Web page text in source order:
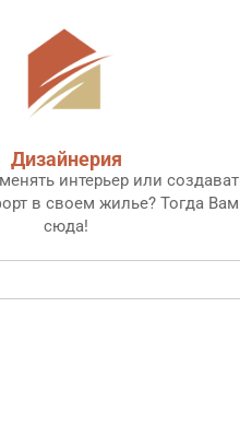
Дизайнерия
интерьер или
в своем жилье? Тогда Вам
сюда!